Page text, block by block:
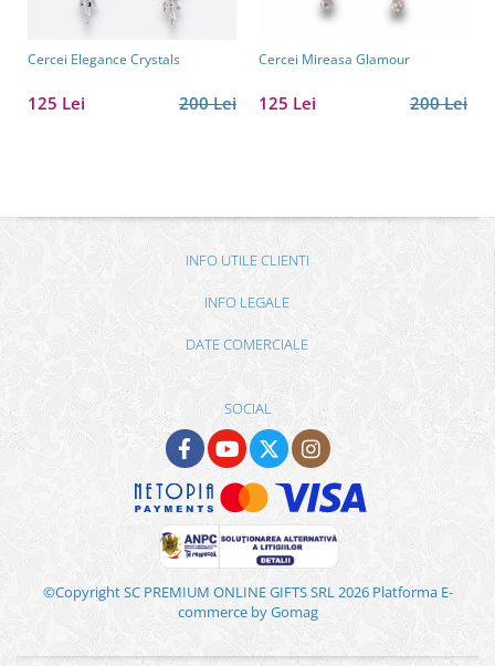
Cercei Elegance Crystals
200 Lei
125 Lei
Cercei Mireasa Glamour
200 Lei
125 Lei
INFO UTILE CLIENTI
INFO LEGALE
DATE COMERCIALE
SOCIAL
©Copyright SC PREMIUM ONLINE GIFTS SRL 2026 Platforma E-
commerce by Gomag